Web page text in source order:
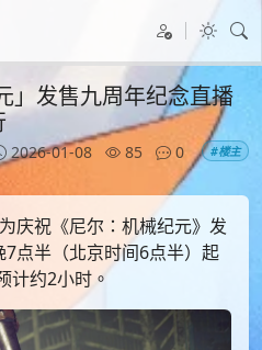
」发售九周年纪念直播
2026-01-08 85
0
#楼主
庆祝《尼尔：机械纪元》发
点半（北京时间6点半）起
计约2小时。